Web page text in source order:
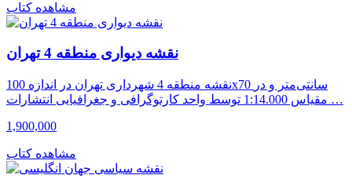
مشاهده کتاب
نقشه دیواری منطقه 4 تهران
نقشه منطقه 4 شهرداری تهران در اندازه 100x70 سانتی‌متر و در
مقیاس 1:14.000 توسط واحد کارتوگرافی و جغرافیایی انتشارات …
1,900,000
مشاهده کتاب